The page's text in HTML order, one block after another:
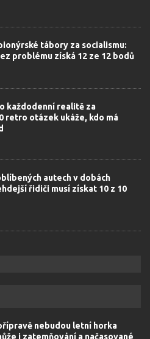
tábory za socialismu:
problému získá 12 ze 12 bodů
každodenní realitě za
retro otázek ukáže, kdo má
autech v dobách
řidiči musí získat 10 z 10
nebudou letní horka
i zatemňování a načasované